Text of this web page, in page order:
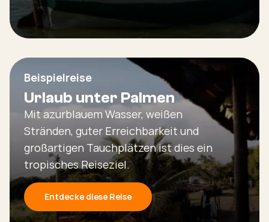
Beispielreise
Urlaub unter Palmen
Mit azurblauem Wasser, weißen
Stränden, guter Erreichbarkeit und
großartigen Tauchplätzen ist dies ein
tropisches Reiseziel.
Entdecke diese Reise